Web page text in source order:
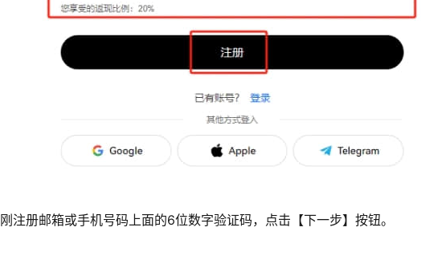
注册邮箱或手机号码上面的6位数字验证码，点击【下一步】按钮。